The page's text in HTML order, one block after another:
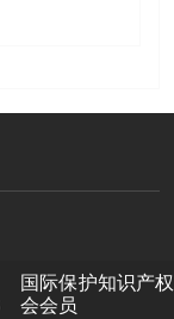
国际保护知识产
会会员